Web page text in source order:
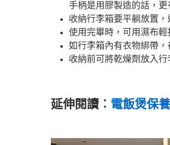
手柄是用膠製造的話，
收納行李箱要平躺放置
使用完畢時，可用濕布
如行李箱內有衣物綁帶
收納前可將乾燥劑放入
延伸閱讀︰​ 電飯煲保